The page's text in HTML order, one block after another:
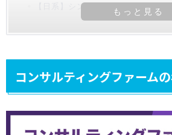
【日系】シンクタンク
コンサルティングファーム